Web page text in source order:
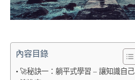
內容目錄
🚀秘訣一：躺平式學習 – 讓知識自己